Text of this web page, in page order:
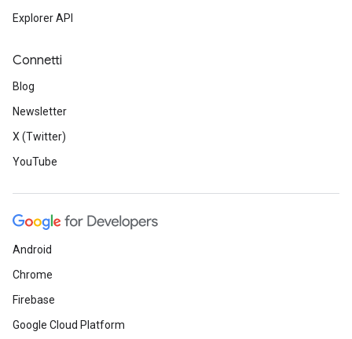
Explorer API
Connetti
Blog
Newsletter
X (Twitter)
YouTube
Android
Chrome
Firebase
Google Cloud Platform